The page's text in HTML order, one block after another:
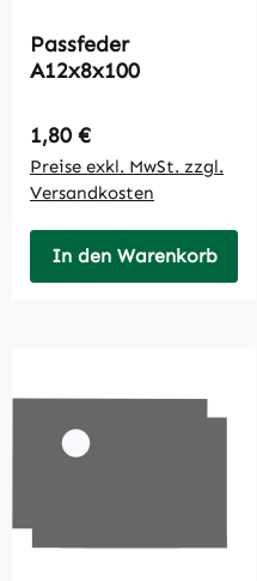
Passfeder
A12x8x100
Regulärer Preis:
1,80 €
Preise exkl. MwSt. zzgl.
Versandkosten
In den Warenkorb